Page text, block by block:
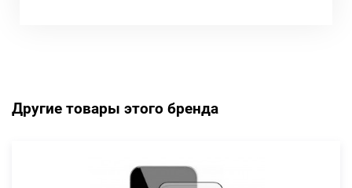
Другие товары этого бренда